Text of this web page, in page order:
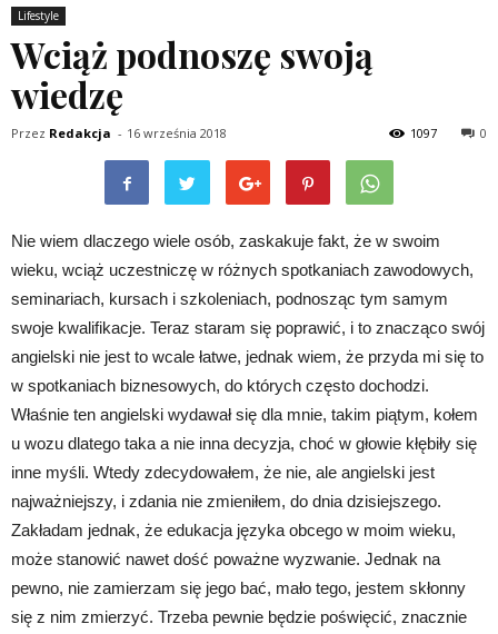
Lifestyle
Wciąż podnoszę swoją
wiedzę
Przez Redakcja - 16 września 2018 0
1097
Nie wiem dlaczego wiele osób, zaskakuje fakt, że w swoim
wieku, wciąż uczestniczę w różnych spotkaniach zawodowych,
seminariach, kursach i szkoleniach, podnosząc tym samym
swoje kwalifikacje. Teraz staram się poprawić, i to znacząco swój
angielski nie jest to wcale łatwe, jednak wiem, że przyda mi się to
w spotkaniach biznesowych, do których często dochodzi.
Właśnie ten angielski wydawał się dla mnie, takim piątym, kołem
u wozu dlatego taka a nie inna decyzja, choć w głowie kłębiły się
inne myśli. Wtedy zdecydowałem, że nie, ale angielski jest
najważniejszy, i zdania nie zmieniłem, do dnia dzisiejszego.
Zakładam jednak, że edukacja języka obcego w moim wieku,
może stanowić nawet dość poważne wyzwanie. Jednak na
pewno, nie zamierzam się jego bać, mało tego, jestem skłonny
się z nim zmierzyć. Trzeba pewnie będzie poświęcić, znacznie